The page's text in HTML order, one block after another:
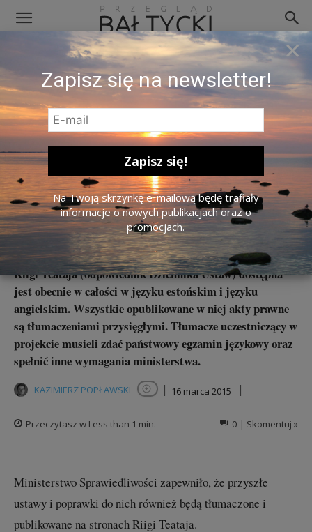
Temida/ Zdj. Jernej Furman / Flickr / CC BY 2.0.
Estońskie prawodawstwo już
dostępne w języku angielskim
Riigi Teataja (odpowiednik Dziennika Ustaw) dostępna
jest obecnie w całości w języku estońskim i języku
angielskim. Wszystkie opublikowane w niej akty prawne
są tłumaczeniami przysięgłymi. Tłumacze uczestniczący w
projekcie musieli zdać państwowy egzamin językowy oraz
spełnić inne wymagania ministerstwa.
KAZIMIERZ POPŁAWSKI Obserwuj autora
| 16 marca 2015 |
0 | Skomentuj »
Przeczytasz w Less than 1 min.
Ministerstwo Sprawiedliwości zapewniło, że przyszłe
ustawy i poprawki do nich również będą tłumaczone i
publikowane na stronach Riigi Teataja.
×
Zapisz się na newsletter!
Na Twoją skrzynkę e-mailową będę trafiały
informacje o nowych publikacjach oraz o
promocjach.